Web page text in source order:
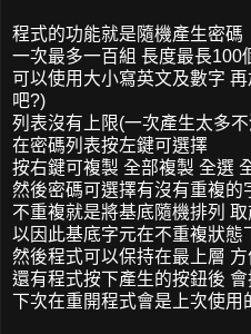
程式的功能就是隨機產生密碼
一次最多一百組 長度最長100
可以使用大小寫英文及數字
吧?)
列表沒有上限(一次產生太多
在密碼列表按左鍵可選擇
按右鍵可複製 全部複製 全選
然後密碼可選擇有沒有重複的
不重複就是將基底隨機排列
以因此基底字元在不重複狀態
然後程式可以保持在最上層 方
還有程式按下產生的按鈕後
下次在重開程式會是上次使用